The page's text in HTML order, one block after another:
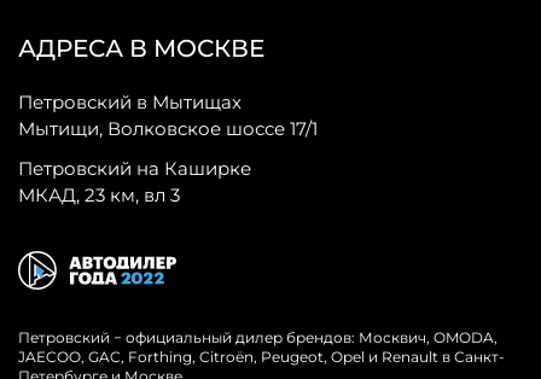
АДРЕСА В МОСКВЕ
Петровский в Мытищах
Мытищи, Волковское шоссе 17/1
Петровский на Каширке
МКАД, 23 км, вл 3
Петровский − официальный дилер брендов: Москвич, OMODA,
JAECOO, GAC, Forthing, Citroёn, Peugeot, Opel и Renault в Санкт-